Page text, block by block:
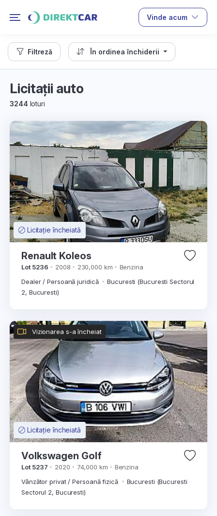
Vinde acum
Filtreză În ordinea închiderii
Licitații auto
3244 loturi
Licitație încheiată
Renault Koleos
Lot 5236 2008 230,000 km
Benzina
Dealer / Persoană juridică
Bucuresti (Bucuresti Sectorul
2, Bucuresti)
Licitație încheiată
Vizionarea s-a încheiat
Volkswagen Golf
Lot 5237 2020 74,000 km
Benzina
Vânzător privat / Persoană fizică
Bucuresti (Bucuresti
Sectorul 2, Bucuresti)